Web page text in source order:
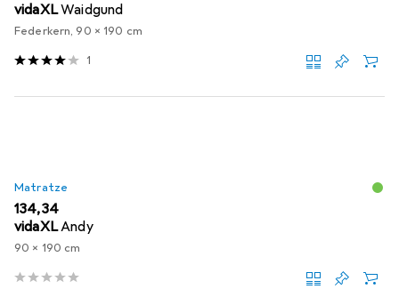
vidaXLWaidgund
Federkern, 90 x 190 cm
1
Matratze
EUR
134,34
vidaXLAndy
90 x 190 cm